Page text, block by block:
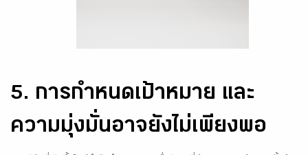
5. การกำหนดเป้าหมาย และ
ความมุ่งมั่นอาจยังไม่เพียงพอ